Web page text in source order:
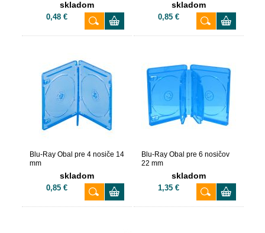
skladom
0,48 €
skladom
0,85 €
Blu-Ray Obal pre 4 nosiče 14
mm
skladom
0,85 €
Blu-Ray Obal pre 6 nosičov
22 mm
skladom
1,35 €